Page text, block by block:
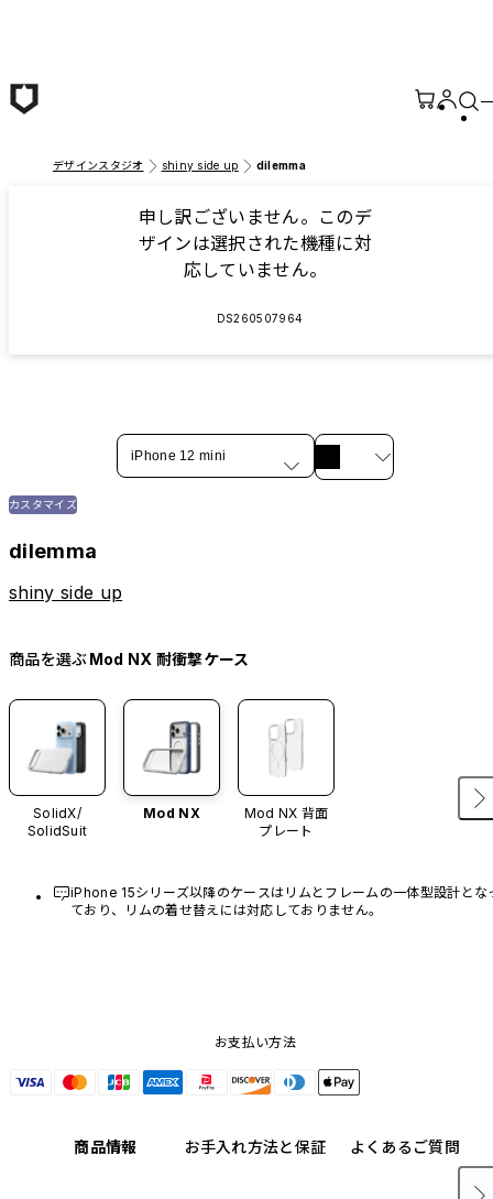
デザインスタジオ shiny side up dilemma
申し訳ございません。このデ
ザインは選択された機種に対
応していません。
DS260507964
iPhone 12 mini
カスタマイズ
dilemma
shiny side up
商品を選ぶMod NX 耐衝撃ケース
SolidX/
SolidSuit
Mod NX
Mod NX 背面
プレート
iPhone 15シリーズ以降のケースはリムとフレームの一体型設計とな
ており、リムの着せ替えには対応しておりません。
お支払い方法
商品情報 お手入れ方法と保証 よくあるご質問